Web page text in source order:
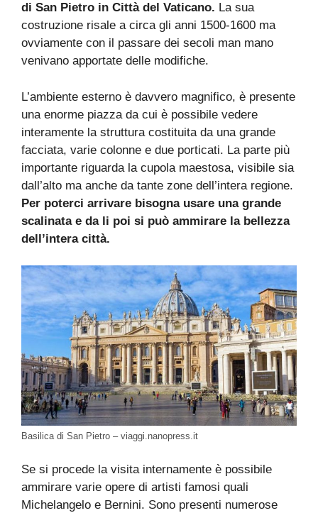
di San Pietro in Città del Vaticano. La sua
costruzione risale a circa gli anni 1500-1600 ma
ovviamente con il passare dei secoli man mano
venivano apportate delle modifiche.
L’ambiente esterno è davvero magnifico, è presente
una enorme piazza da cui è possibile vedere
interamente la struttura costituita da una grande
facciata, varie colonne e due porticati. La parte più
importante riguarda la cupola maestosa, visibile sia
dall’alto ma anche da tante zone dell’intera regione.
Per poterci arrivare bisogna usare una grande
scalinata e da li poi si può ammirare la bellezza
dell’intera città.
Basilica di San Pietro – viaggi.nanopress.it
Se si procede la visita internamente è possibile
ammirare varie opere di artisti famosi quali
Michelangelo e Bernini. Sono presenti numerose